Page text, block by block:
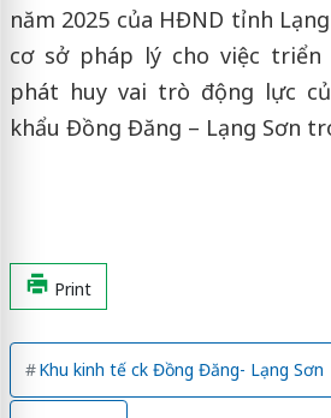
năm 2025 của HĐND tỉnh
cơ sở pháp lý cho việc triển
phát huy vai trò động lực
khẩu Đồng Đăng – Lạng Sơn
Print
Khu kinh tế ck Đồng Đăng- Lạng Sơn